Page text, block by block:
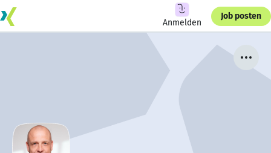
Anmelden
Job posten